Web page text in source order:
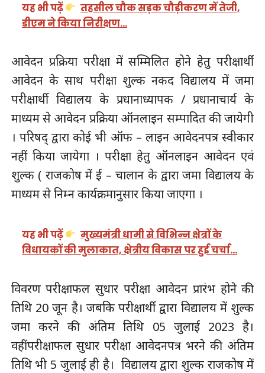
यह भी पढ़ें
तहसील चौक सड़क चौड़ीकरण में तेजी,
डीएम ने किया निरीक्षण…
आवेदन प्रक्रिया परीक्षा में सम्मिलित होने हेतु परीक्षार्थी
आवेदन के साथ परीक्षा शुल्क नकद विद्यालय में जमा
परीक्षार्थी विद्यालय के प्रधानाध्यापक / प्रधानाचार्य के
माध्यम से आवेदन प्रक्रिया ऑनलाइन सम्पादित की जायेगी
। परिषद् द्वारा कोई भी ऑफ – लाइन आवेदनपत्र स्वीकार
नहीं किया जायेगा । परीक्षा हेतु ऑनलाइन आवेदन एवं
शुल्क ( राजकोष में ई – चालान के द्वारा जमा विद्यालय के
माध्यम से निम्न कार्यक्रमानुसार किया जाएगा ।
यह भी पढ़ें
मुख्यमंत्री धामी से विभिन्न क्षेत्रों के
विधायकों की मुलाकात, क्षेत्रीय विकास पर हुई चर्चा…
विवरण परीक्षाफल सुधार परीक्षा आवेदन प्रारंभ होने की
तिथि 20 जून है। जबकि परीक्षार्थी द्वारा विद्यालय में शुल्क
जमा करने की अंतिम तिथि 05 जुलाई 2023 है।
वहींपरीक्षाफल सुधार परीक्षा आवेदनपत्र भरने की अंतिम
तिथि भी 5 जुलाई ही है। विद्यालय द्वारा शुल्क राजकोष में